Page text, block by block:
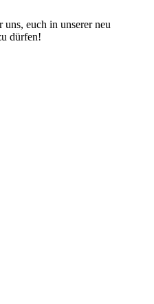
euch in unserer neu
dürfen!